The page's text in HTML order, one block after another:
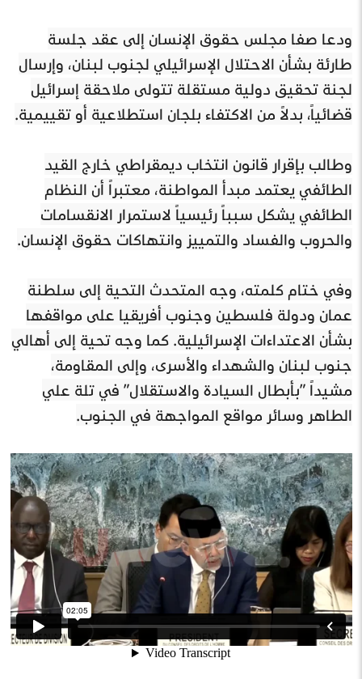
ودعا صفا مجلس حقوق الإنسان إلى عقد جلسة
طارئة بشأن الاحتلال الإسرائيلي لجنوب لبنان، وإرسال
لجنة تحقيق دولية مستقلة تتولى ملاحقة إسرائيل
قضائياً، بدلاً من الاكتفاء بلجان استطلاعية أو تقييمية.
وطالب بإقرار قانون انتخاب ديمقراطي خارج القيد
الطائفي يعتمد مبدأ المواطنة، معتبراً أن النظام
الطائفي يشكل سبباً رئيسياً لاستمرار الانقسامات
والحروب والفساد والتمييز وانتهاكات حقوق الإنسان.
وفي ختام كلمته، وجه المتحدث التحية إلى سلطنة
عمان ودولة فلسطين وجنوب أفريقيا على مواقفها
بشأن الاعتداءات الإسرائيلية. كما وجه تحية إلى أهالي
جنوب لبنان والشهداء والأسرى، وإلى المقاومة،
مشيداً ”بأبطال السيادة والاستقلال” في تلة علي
الطاهر وسائر مواقع المواجهة في الجنوب.